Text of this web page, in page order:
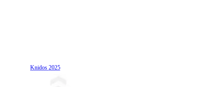
Knidos 2025